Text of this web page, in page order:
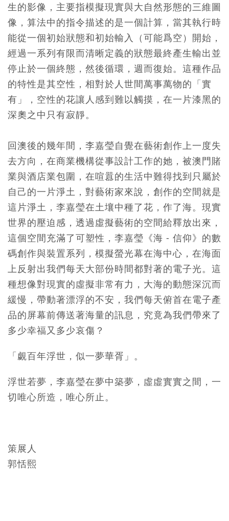
生的影像，主要指模擬現實與大自然形態的三維圖
像，算法中的指令描述的是一個計算，當其執行時
能從一個初始狀態和初始輸入（可能爲空）開始，
經過一系列有限而清晰定義的狀態最終產生輸出並
停止於一個終態，然後循環，週而復始。這種作品
的特性是其空性，相對於人世間萬事萬物的「實
有」，空性的花讓人感到難以觸摸，在一片漆黑的
深奧之中只有寂靜。
回澳後的幾年間，李嘉瑩自覺在藝術創作上一度失
去方向，在商業機構從事設計工作的她，被澳門賭
業與酒店業包圍，在喧囂的生活中難得找到只屬於
自己的一片淨土，對藝術家來說，創作的空間就是
這片淨土，李嘉瑩在土壤中種了花，作了海。現實
世界的壓迫感，透過虛擬藝術的空間給釋放出來，
這個空間充滿了可塑性，李嘉瑩《海 - 信仰》的數
碼創作與裝置系列，模擬螢光幕在海中心，在海面
上反射出我們每天大部份時間都對著的電子光。這
種想像對現實的虛擬非常有力，大海的動態深沉而
緩慢，帶動著漂浮的不安，我們每天俯首在電子產
品的屏幕前傳送著海量的訊息，究竟為我們帶來了
多少幸福又多少哀傷？
「覷百年浮世，似一夢華胥」。
浮世若夢，李嘉瑩在夢中築夢，虛虛實實之間，一
切唯心所造，唯心所止。
策展人
郭恬熙